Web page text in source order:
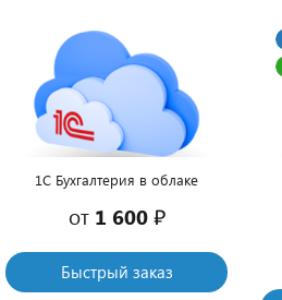
1C Бухгалтерия в облаке
от 1 600 ₽
Быстрый заказ